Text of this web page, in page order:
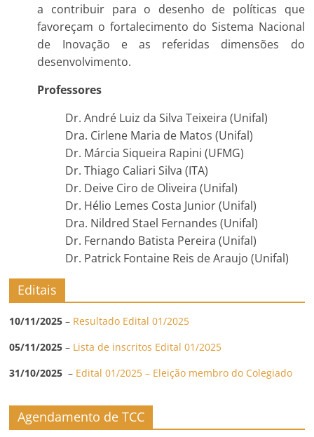
a contribuir para o desenho de políticas que
favoreçam o fortalecimento do Sistema Nacional
de Inovação e as referidas dimensões do
desenvolvimento.
Professores
Dr. André Luiz da Silva Teixeira (Unifal)
Dra. Cirlene Maria de Matos (Unifal)
Dr. Márcia Siqueira Rapini (UFMG)
Dr. Thiago Caliari Silva (ITA)
Dr. Deive Ciro de Oliveira (Unifal)
Dr. Hélio Lemes Costa Junior (Unifal)
Dra. Nildred Stael Fernandes (Unifal)
Dr. Fernando Batista Pereira (Unifal)
Dr. Patrick Fontaine Reis de Araujo (Unifal)
Editais
10/11/2025 – Resultado Edital 01/2025
05/11/2025 – Lista de inscritos Edital 01/2025
31/10/2025 – Edital 01/2025 – Eleição membro do Colegiado
Agendamento de TCC